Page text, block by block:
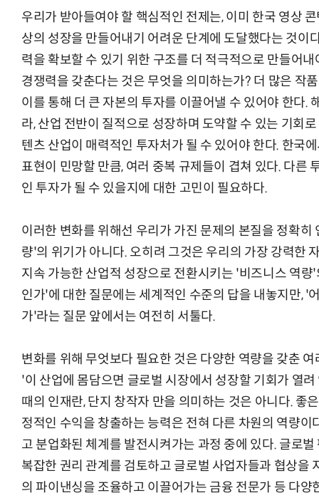
우리가 받아들여야 할 핵심적인 전제는, 이미 한국 영상
상의 성장을 만들어내기 어려운 단계에 도달했다는 것이
력을 확보할 수 있기 위한 구조를 더 적극적으로 만들어
경쟁력을 갖춘다는 것은 무엇을 의미하는가? 더 많은 작
이를 통해 더 큰 자본의 투자를 이끌어낼 수 있어야 한다.
라, 산업 전반이 질적으로 성장하며 도약할 수 있는 기회
텐츠 산업이 매력적인 투자처가 될 수 있어야 한다. 한국
표현이 민망할 만큼, 여러 중복 규제들이 겹쳐 있다. 다른
인 투자가 될 수 있을지에 대한 고민이 필요하다.
이러한 변화를 위해선 우리가 가진 문제의 본질을 정확
량'의 위기가 아니다. 오히려 그것은 우리의 가장 강력한
지속 가능한 산업적 성장으로 전환시키는 '비즈니스 역
인가'에 대한 질문에는 세계적인 수준의 답을 내놓지만, '
가'라는 질문 앞에서는 여전히 서툴다.
변화를 위해 무엇보다 필요한 것은 다양한 역량을 갖춘
'이 산업에 몸담으면 글로벌 시장에서 성장할 기회가 열
때의 인재란, 단지 창작자 만을 의미하는 것은 아니다. 좋
정적인 수익을 창출하는 능력은 전혀 다른 차원의 역량
고 분업화된 체계를 발전시켜가는 과정 중에 있다. 글로
복잡한 권리 관계를 검토하고 글로벌 사업자들과 협상을
의 파이낸싱을 조율하고 이끌어가는 금융 전문가 등 다